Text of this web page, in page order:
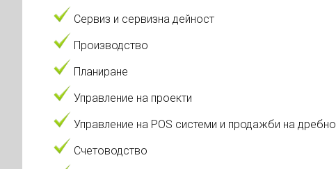
Сервиз и сервизна дейност
Производство
Планиране
Управление на проекти
Управление на POS системи и продажби на дребно
Счетоводство